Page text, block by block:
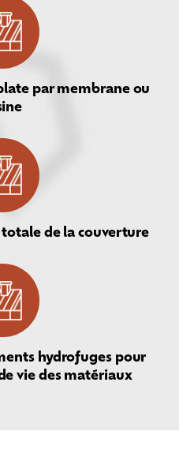
par membrane ou
de la couverture
hydrofuges pour
vie des matériaux